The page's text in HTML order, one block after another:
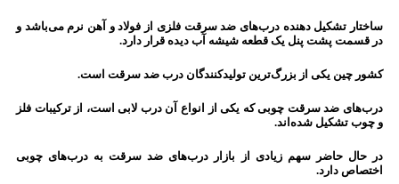
ساختار تشکیل دهنده درب‌های ضد سرقت فلزی از فولاد و آهن نرم می‌باشد و
در قسمت پشت پنل یک قطعه شیشه آب دیده قرار دارد.
کشور چین یکی از بزرگ‌ترین تولیدکنندگان درب ضد سرقت است.
درب‌های ضد سرقت چوبی که یکی از انواع آن درب لابی است، از ترکیبات فلز
و چوب تشکیل شده‌اند.
در حال حاضر سهم زیادی از بازار درب‌های ضد سرقت به درب‌های چوبی
اختصاص دارد.